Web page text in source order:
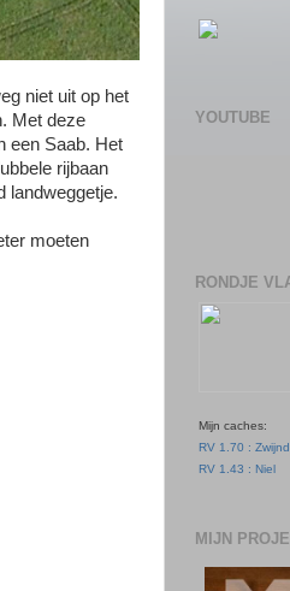
niet uit op het
Met deze
een Saab. Het
rijbaan
landweggetje.
moeten
YOUTUBE
RONDJE
Mijn caches:
RV 1.70 :
RV 1.43 : Niel
MIJN